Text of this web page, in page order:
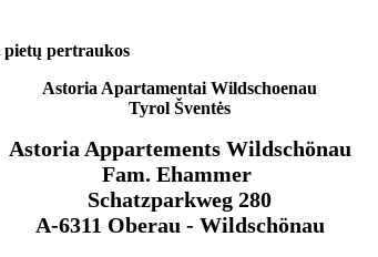
pietų pertraukos
Astoria Apartamentai Wildschoenau
Tyrol Šventės
Astoria Appartements Wildschönau
Fam. Ehammer
Schatzparkweg 280
A-6311 Oberau - Wildschönau